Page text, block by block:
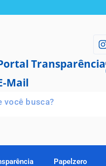
Transparência
Mail
Papelzero